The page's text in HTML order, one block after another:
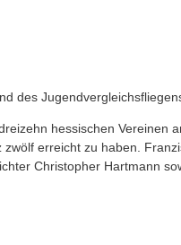
des
hessischen Vereinen
erreicht zu haben.
Christopher Hartmann